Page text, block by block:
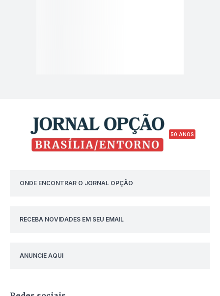
50 ANOS
ONDE ENCONTRAR O JORNAL OPÇÃO
RECEBA NOVIDADES EM SEU EMAIL
ANUNCIE AQUI